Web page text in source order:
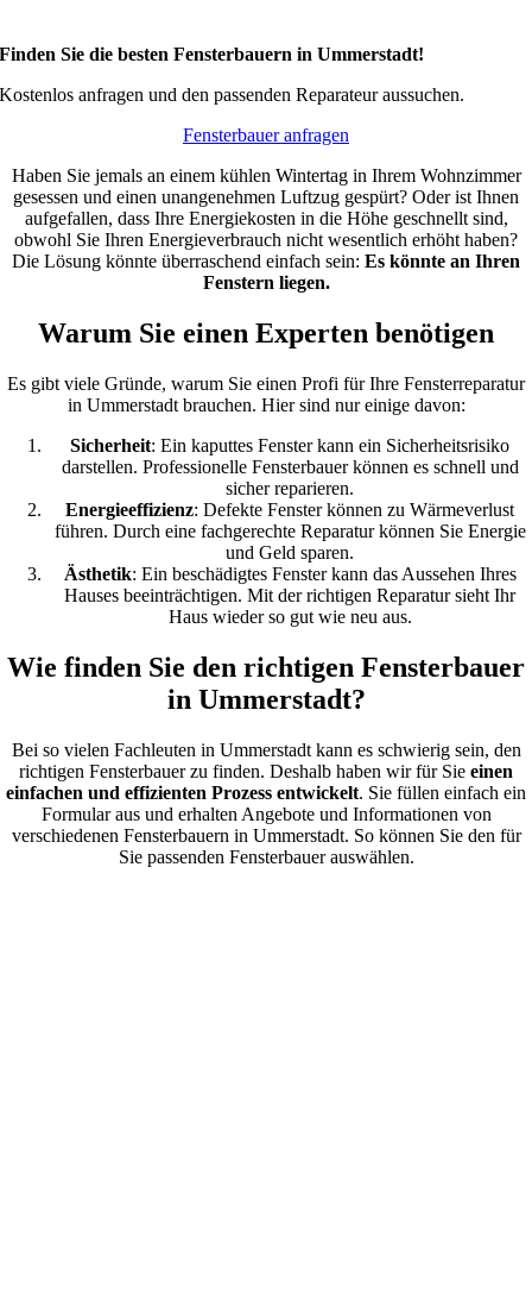
Finden Sie die besten Fensterbauern in Ummerstadt!
Kostenlos anfragen und den passenden Reparateur aussuchen.
Fensterbauer anfragen
Haben Sie jemals an einem kühlen Wintertag in Ihrem Wohnzimmer
gesessen und einen unangenehmen Luftzug gespürt? Oder ist Ihnen
aufgefallen, dass Ihre Energiekosten in die Höhe geschnellt sind,
obwohl Sie Ihren Energieverbrauch nicht wesentlich erhöht haben?
Die Lösung könnte überraschend einfach sein: Es könnte an Ihren
Fenstern liegen.
Warum Sie einen Experten benötigen
Es gibt viele Gründe, warum Sie einen Profi für Ihre Fensterreparatur
in Ummerstadt brauchen. Hier sind nur einige davon:
Sicherheit: Ein kaputtes Fenster kann ein Sicherheitsrisiko
darstellen. Professionelle Fensterbauer können es schnell und
sicher reparieren.
Energieeffizienz: Defekte Fenster können zu Wärmeverlust
führen. Durch eine fachgerechte Reparatur können Sie Energie
und Geld sparen.
Ästhetik: Ein beschädigtes Fenster kann das Aussehen Ihres
Hauses beeinträchtigen. Mit der richtigen Reparatur sieht Ihr
Haus wieder so gut wie neu aus.
Wie finden Sie den richtigen Fensterbauer
in Ummerstadt?
Bei so vielen Fachleuten in Ummerstadt kann es schwierig sein, den
richtigen Fensterbauer zu finden. Deshalb haben wir für Sie einen
einfachen und effizienten Prozess entwickelt. Sie füllen einfach ein
Formular aus und erhalten Angebote und Informationen von
verschiedenen Fensterbauern in Ummerstadt. So können Sie den für
Sie passenden Fensterbauer auswählen.